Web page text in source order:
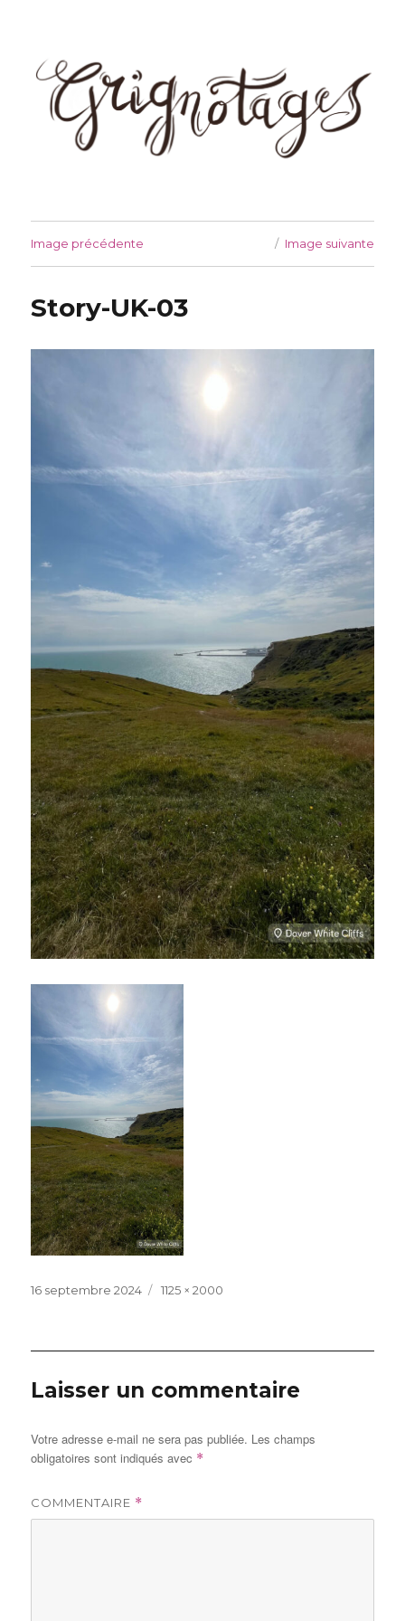
Image précédente Image suivante
Story-UK-03
Publié
16 septembre 2024
Taille
1125 × 2000
Laisser un commentaire
Votre adresse e-mail ne sera pas publiée. Les champs
obligatoires sont indiqués avec *
COMMENTAIRE *